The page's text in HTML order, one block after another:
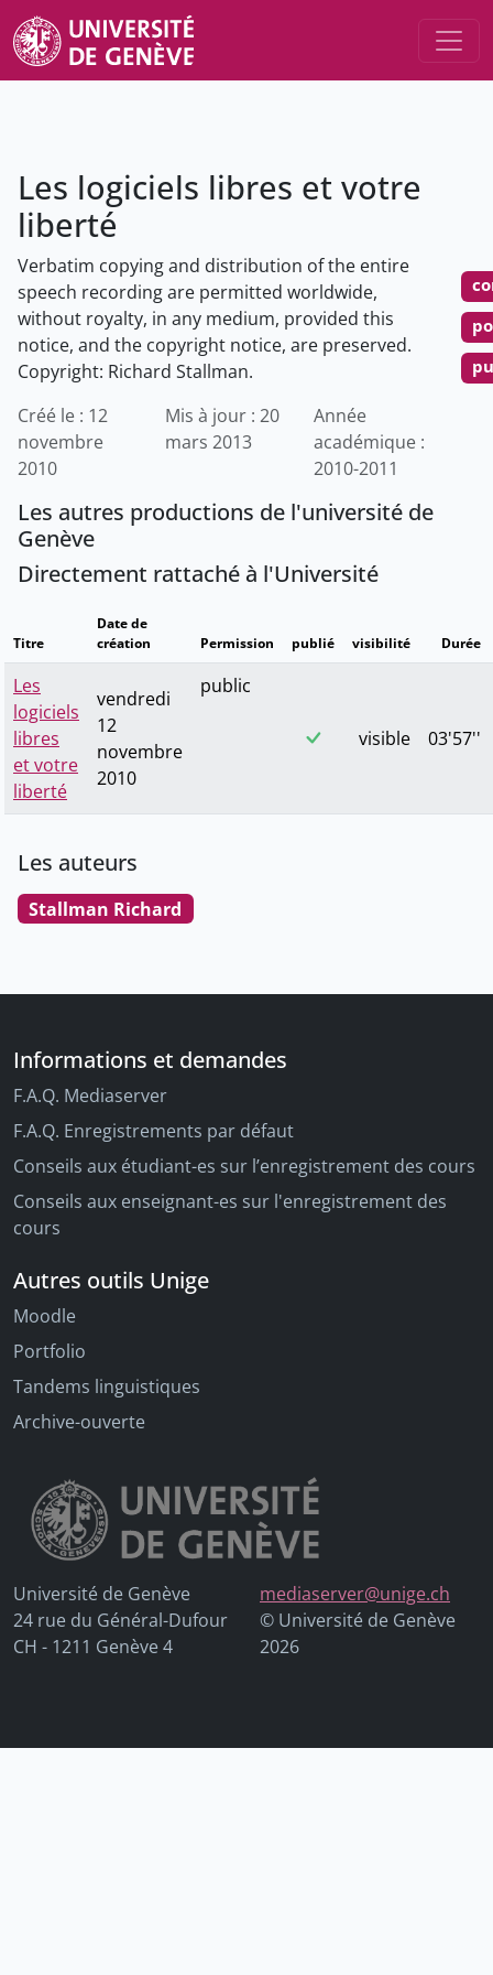
Les logiciels libres et votre
liberté
Verbatim copying and distribution of the entire
speech recording are permitted worldwide,
without royalty, in any medium, provided this
notice, and the copyright notice, are preserved.
Copyright: Richard Stallman.
Créé le : 12
novembre
2010
Mis à jour : 20
mars 2013
Année
académique :
2010-2011
Les autres productions de l'université de
Genève
Directement rattaché à l'Université
Titre
Date de
création
Permission publié visibilité Durée
Les
logiciels
libres
et votre
liberté
vendredi
12
novembre
2010
public
visible 03'57''
Les auteurs
Stallman Richard
Informations et demandes
F.A.Q. Mediaserver
F.A.Q. Enregistrements par défaut
Conseils aux étudiant-es sur l’enregistrement des cours
Conseils aux enseignant-es sur l'enregistrement des
cours
Autres outils Unige
Moodle
Portfolio
Tandems linguistiques
Archive-ouverte
Université de Genève
24 rue du Général-Dufour
CH - 1211 Genève 4
mediaserver@unige.ch
© Université de Genève
2026